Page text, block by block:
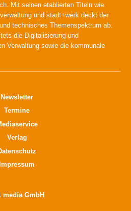
Mit seinen etablierten Titeln wie
und stadt+werk deckt der
technisches Themenspektrum ab.
die Digitalisierung und
Verwaltung sowie die kommunale
Newsletter
Termine
Verlag
Impressum
media GmbH